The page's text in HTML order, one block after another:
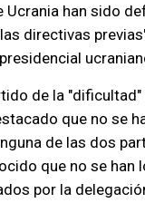
Ucrania han sido
directivas
de la
que no se
de las dos
que no se han
por la